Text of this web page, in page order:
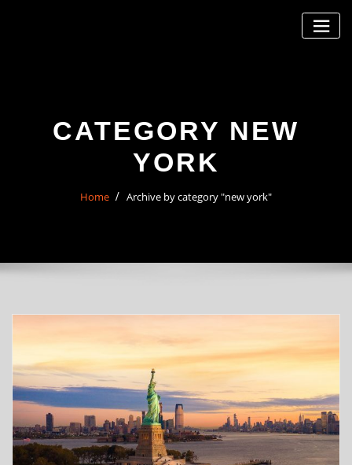
CATEGORY NEW
YORK
Home Archive by category "new york"